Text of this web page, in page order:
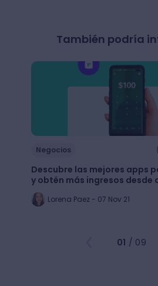
También podría
Negocios
Descubre las mejores apps
y obtén más ingresos desde
Lorena Paez - 07 Nov 21
01 / 09